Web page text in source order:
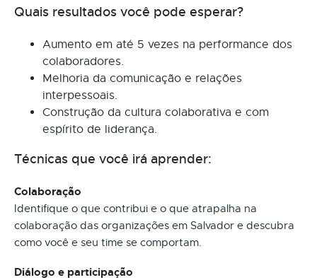
Quais resultados você pode esperar?
Aumento em até 5 vezes na performance dos
colaboradores.
Melhoria da comunicação e relações
interpessoais.
Construção da cultura colaborativa e com
espírito de liderança.
Técnicas que você irá aprender:
Colaboração
Identifique o que contribui e o que atrapalha na
colaboração das organizações em Salvador e descubra
como você e seu time se comportam.
Diálogo e participação